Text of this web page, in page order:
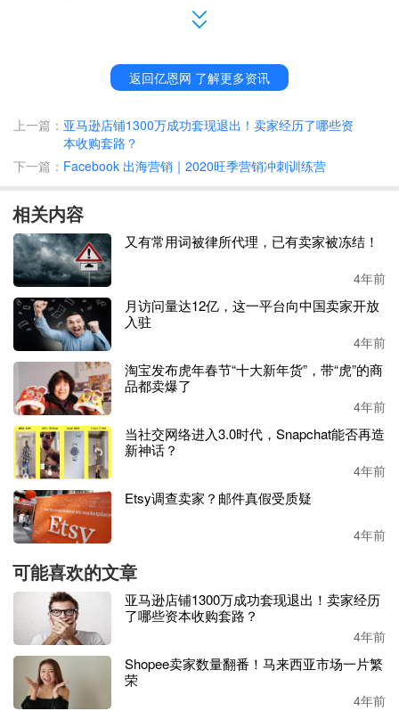
故事一：妈呀！坂田的那个李五行，就是新品一柜发出去，
00+五星评价在挂着，横在了亚马逊大词搜索榜自然位前3
排。我激动啊，我后悔啊！就是运营不听我话，都安排你刷
故事二：这年头，不刷不测便是等死。看看华南城四大天
王，看看坂田那几个大老虎，哪个不刷不测？论资源，我们
评。很多是社交平台找的素人，并且只要真人，不能是机
刷。一天放出去
100+测评量推起来后，稳稳当当全年爆款
呀！
那还在等什么，我们虽然没有那么多产品，真人测评数也不
及人家多，稳当点一天给我上
5个测评，持续的上新品期一
定要给我持续地上，抓不住就过了新品期了。
故事三：急死我了，急死我了！今年入局这么多亚马逊卖
家，我都快被他们卷死了，今年目标怎么完成？你看看，那
龙华女老板李思婷是多么强悍果断的女老板啊！玩的是吉祥
三宝，只选红海产品的搞，反正前面几柜产品是不打算赚钱
的。听说，还有
20人的测评推广团队，每人每天任务是送出
去10个测评单，基本忽略小卖家存在，根本就卷不到她石榴
裙下。那体量、那玩法没有几个人敢这样刷，听说今年赚了
好几千万的纯利了。七哥我实在忍不住了，不刷我也没有单
啊！
刷单是违法的请遵守国家法律：
迷茫的卖家也是人呀！是人就是会趋利避害，就是会想七想
八、人云亦云、猴子学样，这是人的本性。七哥永远是大家
心中的七哥，不会只说问题不说方法（个人观点不适用非销
售亚马逊老板）七哥想法如下：
返回亿恩网 了解更多资讯
上一篇： 亚马逊店铺1300万成功套现退出！卖家经历了哪些资
本收购套路？
下一篇： Facebook 出海营销｜2020旺季营销冲刺训练营
相关内容
又有常用词被律所代理，已有卖家被冻结！
4年前
月访问量达12亿，这一平台向中国卖家开放
入驻
4年前
淘宝发布虎年春节“十大新年货”，带“虎”的商
品都卖爆了
4年前
当社交网络进入3.0时代，Snapchat能否再造
新神话？
4年前
Etsy调查卖家？邮件真假受质疑
4年前
可能喜欢的文章
亚马逊店铺1300万成功套现退出！卖家经历
了哪些资本收购套路？
4年前
Shopee卖家数量翻番！马来西亚市场一片繁
荣
4年前